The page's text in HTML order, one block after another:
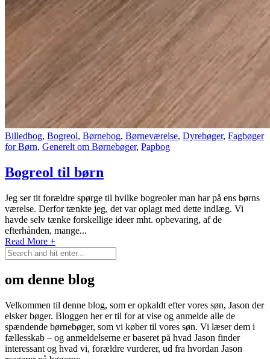
Billedbog, Bogreol, Børnebog, Børneværelse, Dyrebøger, Fagbøger
for Børn, Generelt om Børnebøger, Papbog
Bogreol til børn
Jeg ser tit forældre spørge til hvilke bogreoler man har på ens børns
værelse. Derfor tænkte jeg, det var oplagt med dette indlæg. Vi
havde selv tænke forskellige ideer mht. opbevaring, af de
efterhånden, mange...
Read More +
om denne blog
Velkommen til denne blog, som er opkaldt efter vores søn, Jason der
elsker bøger. Bloggen her er til for at vise og anmelde alle de
spændende børnebøger, som vi køber til vores søn. Vi læser dem i
fællesskab – og anmeldelserne er baseret på hvad Jason finder
interessant og hvad vi, forældre vurderer, ud fra hvordan Jason